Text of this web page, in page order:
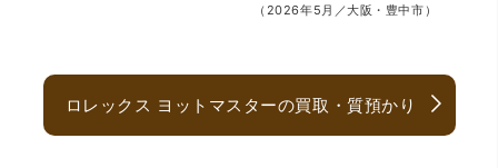
（2026年5月／大阪・豊中市）
ロレックス ヨットマスターの買取・質預かり